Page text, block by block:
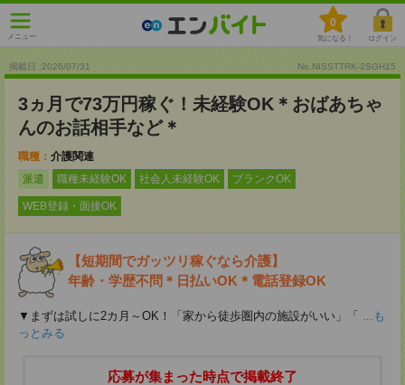
メニュー
0
気になる！ ログイン
掲載日 :2026/07/31 No.NISSTTRK-2SGH15
3ヵ月で73万円稼ぐ！未経験OK＊おばあちゃ
んのお話相手など＊
職種： 介護関連
派遣
職種未経験OK 社会人未経験OK ブランクOK
WEB登録・面接OK
【短期間でガッツリ稼ぐなら介護】
年齢・学歴不問＊日払いOK＊電話登録OK
▼まずは試しに2カ月～OK！「家から徒歩圏内の施設がいい」「 ...も
っとみる
応募が集まった時点で掲載終了